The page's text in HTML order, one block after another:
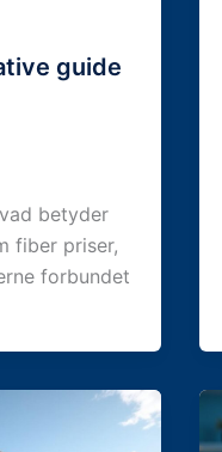
guide
betyder
fiber priser,
forbundet